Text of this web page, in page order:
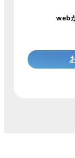
web